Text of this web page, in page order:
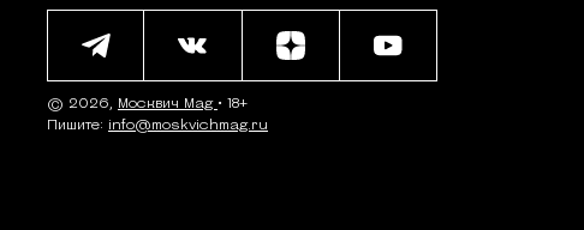
© 2026, Москвич Mag • 18+
Пишите: info@moskvichmag.ru